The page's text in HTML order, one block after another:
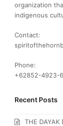
organization
indigenous
Contact:
Phone:
+62852-4923-
Recent Posts
THE DAYAK